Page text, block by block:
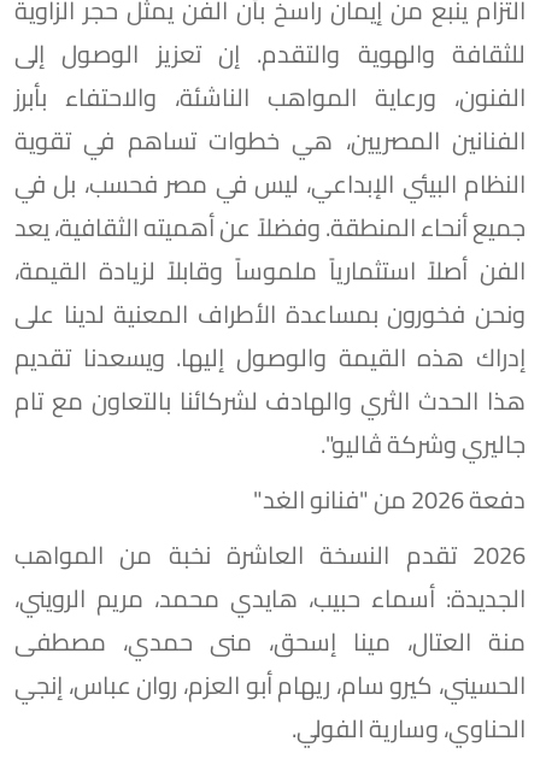
التزام ينبع من إيمان راسخ بأن الفن يمثل حجر الزاوية
للثقافة والهوية والتقدم. إن تعزيز الوصول إلى
الفنون، ورعاية المواهب الناشئة، والاحتفاء بأبرز
الفنانين المصريين، هي خطوات تساهم في تقوية
النظام البيئي الإبداعي، ليس في مصر فحسب، بل في
جميع أنحاء المنطقة. وفضلاً عن أهميته الثقافية، يعد
الفن أصلاً استثمارياً ملموساً وقابلاً لزيادة القيمة،
ونحن فخورون بمساعدة الأطراف المعنية لدينا على
إدراك هذه القيمة والوصول إليها. ويسعدنا تقديم
هذا الحدث الثري والهادف لشركائنا بالتعاون مع تام
جاليري وشركة ڤاليو".
دفعة 2026 من "فنانو الغد"
2026 تقدم النسخة العاشرة نخبة من المواهب
الجديدة: أسماء حبيب، هايدي محمد، مريم الرويني،
منة العتال، مينا إسحق، منى حمدي، مصطفى
الحسيني، كيرو سام، ريهام أبو العزم، روان عباس، إنجي
الحناوي، وسارية الفولي.